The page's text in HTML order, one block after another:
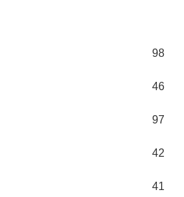
98
46
97
42
41